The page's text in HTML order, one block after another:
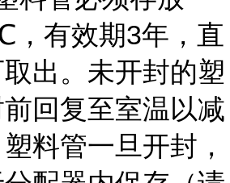
有效期3年，直
出。未开封的塑
回复至室温以减
料管一旦开封，